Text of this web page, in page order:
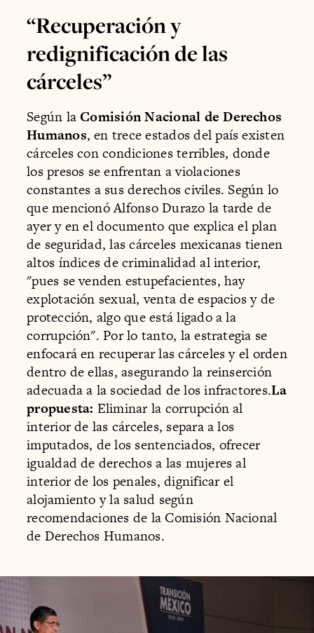
“Recuperación y
redignificación de las
cárceles”
Según laComisión Nacional de Derechos
Humanos, en trece estados del país existen
cárceles con condiciones terribles, donde
los presos se enfrentan a violaciones
constantes a sus derechos civiles. Según lo
que mencionó Alfonso Durazo la tarde de
ayer y en el documento que explica el plan
de seguridad, las cárceles mexicanas tienen
altos índices de criminalidad al interior,
"pues se venden estupefacientes, hay
explotación sexual, venta de espacios y de
protección, algo que está ligado a la
corrupción". Por lo tanto, la estrategia se
enfocará en recuperar las cárceles y el orden
dentro de ellas, asegurando la reinserción
adecuada a la sociedad de los infractores.La
propuesta: Eliminar la corrupción al
interior de las cárceles, separa a los
imputados, de los sentenciados, ofrecer
igualdad de derechos a las mujeres al
interior de los penales, dignificar el
alojamiento y la salud según
recomendaciones de la Comisión Nacional
de Derechos Humanos.